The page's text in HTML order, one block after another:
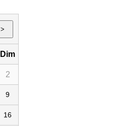
>
Dim
2
9
16